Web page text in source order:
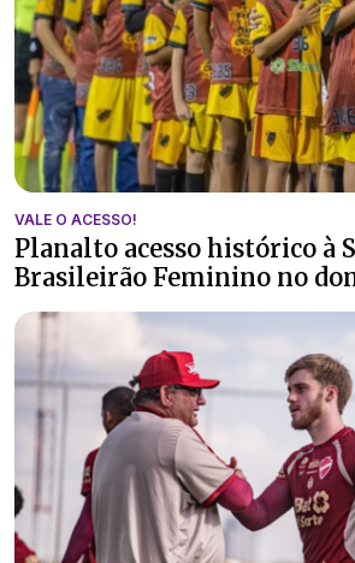
VALE O ACESSO!
Planalto acesso histórico à
Brasileirão Feminino no